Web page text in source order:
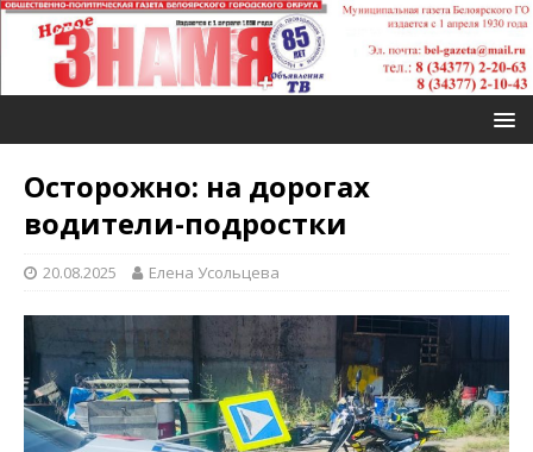
Осторожно: на дорогах
водители-подростки
20.08.2025 Елена Усольцева